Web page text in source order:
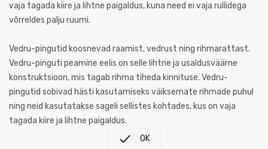
vaja tagada kiire ja lihtne paigaldus, kuna need ei vaja rullidega
võrreldes palju ruumi.
Vedru-pingutid koosnevad raamist, vedrust ning rihmarattast.
Vedru-pinguti peamine eelis on selle lihtne ja usaldusväärne
konstruktsioon, mis tagab rihma tiheda kinnituse. Vedru-
pingutid sobivad hästi kasutamiseks väiksemate rihmade puhul
ning neid kasutatakse sageli sellistes kohtades, kus on vaja
tagada kiire ja lihtne paigaldus.
 OK